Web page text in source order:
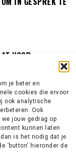
je beter en
cookies die ervoor
ook analytische
Ook
jouw gedrag op
kunnen laten
is het nodig dat je
'button' hieronder de
VOOR
GERMAIN’